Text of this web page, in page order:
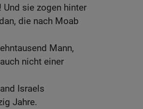
Und sie zogen hinter
die nach Moab
Mann,
nicht einer
Israels
Jahre.